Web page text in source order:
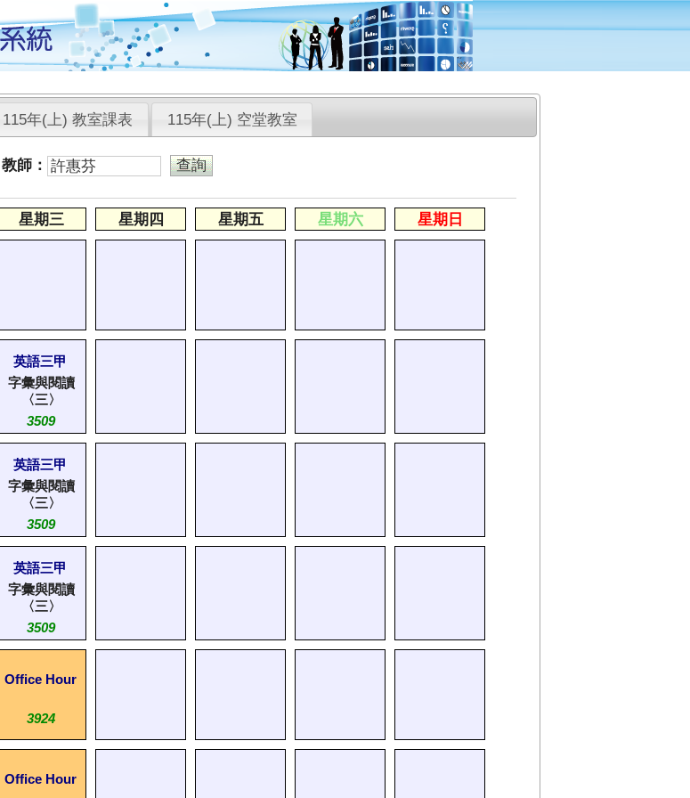
115年(上) 教室課表 115年(上) 空堂教室
教師：
星期三 星期四 星期五 星期六 星期日
英語三甲
字彙與閱讀
〈三〉
3509
英語三甲
字彙與閱讀
〈三〉
3509
英語三甲
字彙與閱讀
〈三〉
3509
Office Hour
3924
Office Hour